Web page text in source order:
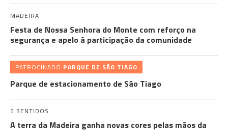
MADEIRA
Festa de Nossa Senhora do Monte com reforço na
segurança e apelo à participação da comunidade
PATROCINADO PARQUE DE SÃO TIAGO
Parque de estacionamento de São Tiago
5 SENTIDOS
A terra da Madeira ganha novas cores pelas mãos da